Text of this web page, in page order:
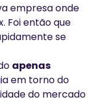
empresa onde
Foi então que
se
apenas
em torno do
do mercado